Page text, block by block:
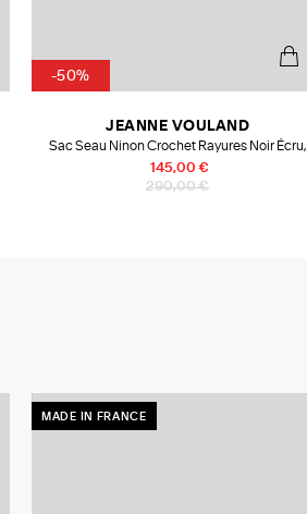
-50%
290,00 €
145,00 €
JEANNE VOULAND
Sac Seau Ninon Crochet Rayures Noir Écru,
Collaboration Jeanne Vouland x Les Mains de
Mamie
MADE IN FRANCE